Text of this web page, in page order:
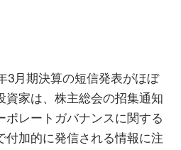
3月期決算の短信発表がほぼ
資家は、株主総会の招集通知
ポレートガバナンスに関する
付加的に発信される情報に注